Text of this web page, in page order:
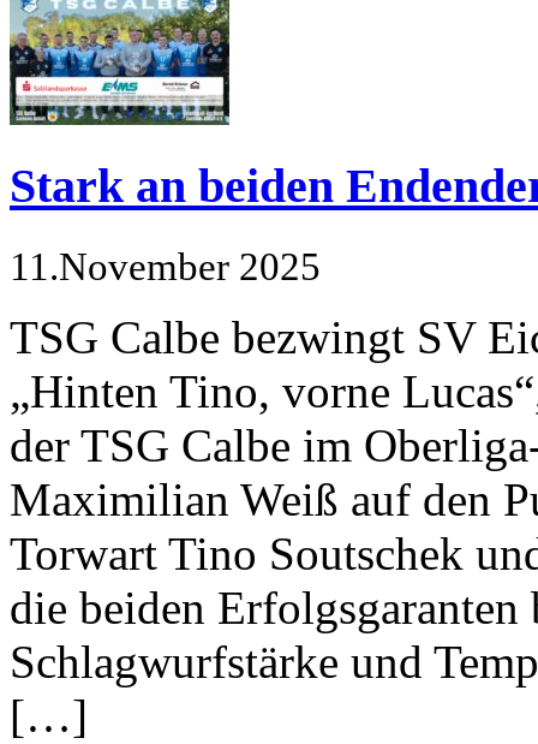
Stark an beiden
11.November 2025
TSG Calbe bezwingt SV
„Hinten Tino, vorne
der TSG Calbe im
Maximilian Weiß auf den
Torwart Tino Soutschek
die beiden
Schlagwurfstärke und
[…]